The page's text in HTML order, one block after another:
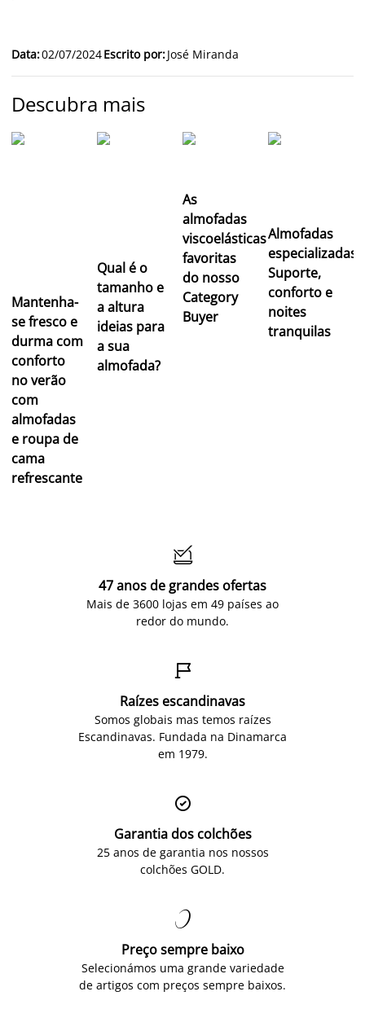
Data:02/07/2024Escrito por:José Miranda
Descubra mais
Mantenha-
se fresco e
durma com
conforto
no verão
com
almofadas
e roupa de
cama
refrescante
Qual é o
tamanho e
a altura
ideias para
a sua
almofada?
As
almofadas
viscoelásticas
favoritas
do nosso
Category
Buyer
Almofadas
especializadas:
Suporte,
conforto e
noites
tranquilas

47 anos de grandes ofertas
Mais de 3600 lojas em 49 países ao
redor do mundo.

Raízes escandinavas
Somos globais mas temos raízes
Escandinavas. Fundada na Dinamarca
em 1979.

Garantia dos colchões
25 anos de garantia nos nossos
colchões GOLD.

Preço sempre baixo
Selecionámos uma grande variedade
de artigos com preços sempre baixos.